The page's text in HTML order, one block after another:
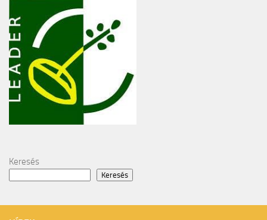
Keresés
Keresés